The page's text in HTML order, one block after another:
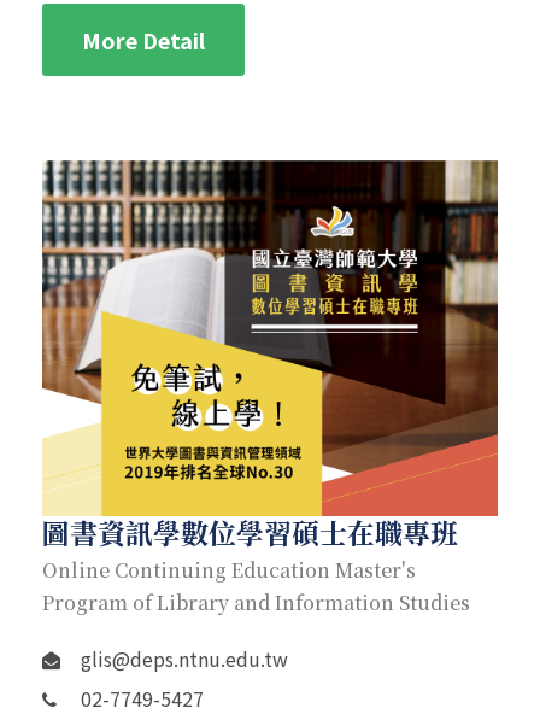
More Detail
圖書資訊學數位學習碩士在職專班
Online Continuing Education Master's
Program of Library and Information Studies
glis@deps.ntnu.edu.tw
02-7749-5427